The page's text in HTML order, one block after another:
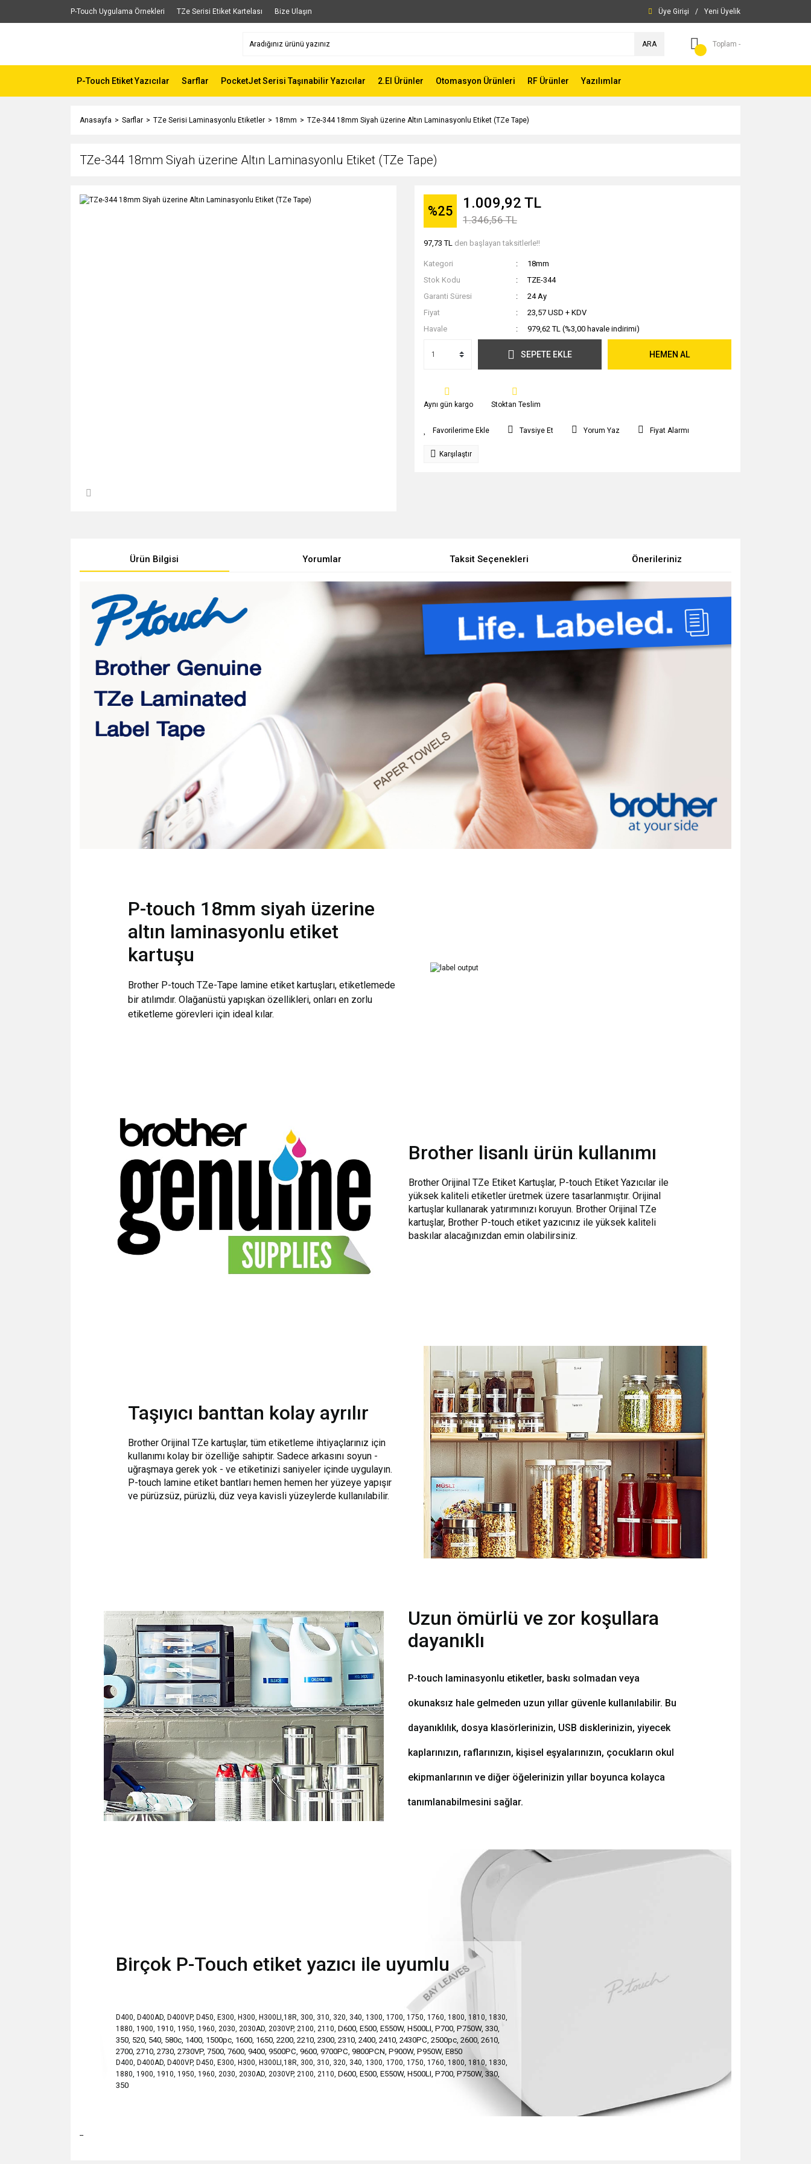
P-Touch Uygulama Örnekleri TZe Serisi Etiket Kartelası Bize Ulaşın Üye Girişi / Yeni Üyelik
ARA Toplam -
P-Touch Etiket Yazıcılar Sarflar PocketJet Serisi Taşınabilir Yazıcılar 2.El Ürünler Otomasyon Ürünleri RF Ürünler Yazılımlar
Anasayfa Sarflar TZe Serisi Laminasyonlu Etiketler 18mm TZe-344 18mm Siyah üzerine Altın Laminasyonlu Etiket (TZe Tape)
TZe-344 18mm Siyah üzerine Altın Laminasyonlu Etiket (TZe Tape)
%25 1.009,92 TL
1.346,56 TL
97,73 TL den başlayan taksitlerle!!
Kategori
18mm
Stok Kodu
TZE-344
Garanti Süresi
24 Ay
Fiyat
23,57 USD + KDV
Havale
979,62 TL (%3,00 havale indirimi)
SEPETE EKLE HEMEN AL
Aynı gün kargo Stoktan Teslim
Tavsiye Et Yorum Yaz Fiyat Alarmı
Karşılaştır
Ürün Bilgisi Yorumlar Taksit Seçenekleri Önerileriniz
P-touch 18mm siyah üzerine
altın laminasyonlu etiket
kartuşu
Brother P-touch TZe-Tape lamine etiket kartuşları, etiketlemede
bir atılımdır. Olağanüstü yapışkan özellikleri, onları en zorlu
etiketleme görevleri için ideal kılar.
Brother lisanlı ürün kullanımı
Brother Orijinal TZe Etiket Kartuşlar, P-touch Etiket Yazıcılar ile
yüksek kaliteli etiketler üretmek üzere tasarlanmıştır. Orijinal
kartuşlar kullanarak yatırımınızı koruyun. Brother Orijinal TZe
kartuşlar, Brother P-touch etiket yazıcınız ile yüksek kaliteli
baskılar alacağınızdan emin olabilirsiniz.
Taşıyıcı banttan kolay ayrılır
Brother Orijinal TZe kartuşlar, tüm etiketleme ihtiyaçlarınız için
kullanımı kolay bir özelliğe sahiptir. Sadece arkasını soyun -
uğraşmaya gerek yok - ve etiketinizi saniyeler içinde uygulayın.
P-touch lamine etiket bantları hemen hemen her yüzeye yapışır
ve pürüzsüz, pürüzlü, düz veya kavisli yüzeylerde kullanılabilir.
Uzun ömürlü ve zor koşullara
dayanıklı
P-touch laminasyonlu etiketler, baskı solmadan veya
okunaksız hale gelmeden uzun yıllar güvenle kullanılabilir. Bu
dayanıklılık, dosya klasörlerinizin, USB disklerinizin, yiyecek
kaplarınızın, raflarınızın, kişisel eşyalarınızın, çocukların okul
ekipmanlarının ve diğer öğelerinizin yıllar boyunca kolayca
tanımlanabilmesini sağlar.
Birçok P-Touch etiket yazıcı ile uyumlu
D400, D400AD, D400VP, D450, E300, H300, H300LI,18R, 300, 310, 320, 340, 1300, 1700, 1750, 1760, 1800, 1810, 1830,
1880, 1900, 1910, 1950, 1960, 2030, 2030AD, 2030VP, 2100, 2110, D600, E500, E550W, H500LI, P700, P750W, 330,
350, 520, 540, 580c, 1400, 1500pc, 1600, 1650, 2200, 2210, 2300, 2310, 2400, 2410, 2430PC, 2500pc, 2600, 2610,
2700, 2710, 2730, 2730VP, 7500, 7600, 9400, 9500PC, 9600, 9700PC, 9800PCN, P900W, P950W, E850
D400, D400AD, D400VP, D450, E300, H300, H300LI,18R, 300, 310, 320, 340, 1300, 1700, 1750, 1760, 1800, 1810, 1830,
1880, 1900, 1910, 1950, 1960, 2030, 2030AD, 2030VP, 2100, 2110, D600, E500, E550W, H500LI, P700, P750W, 330,
350
--